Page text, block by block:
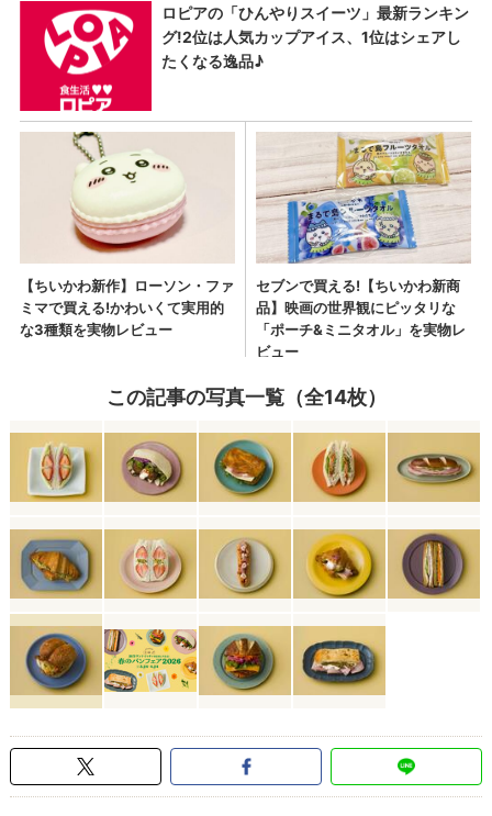
この記事の写真一覧（全14枚）